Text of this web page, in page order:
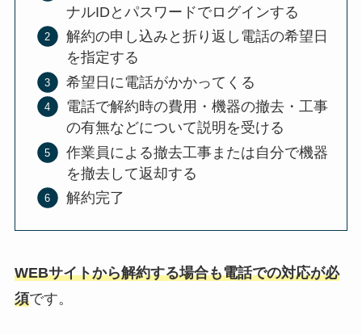
ナルIDとパスワードでログインする
解約の申し込みと折り返し電話の希望日
を指定する
希望日に電話がかかってくる
電話で解約時の費用・機器の撤去・工事
の有無などについて説明を受ける
作業員による撤去工事または自分で機器
を撤去して返却する
解約完了
WEBサイトから解約する場合も電話での対応が必
須です。